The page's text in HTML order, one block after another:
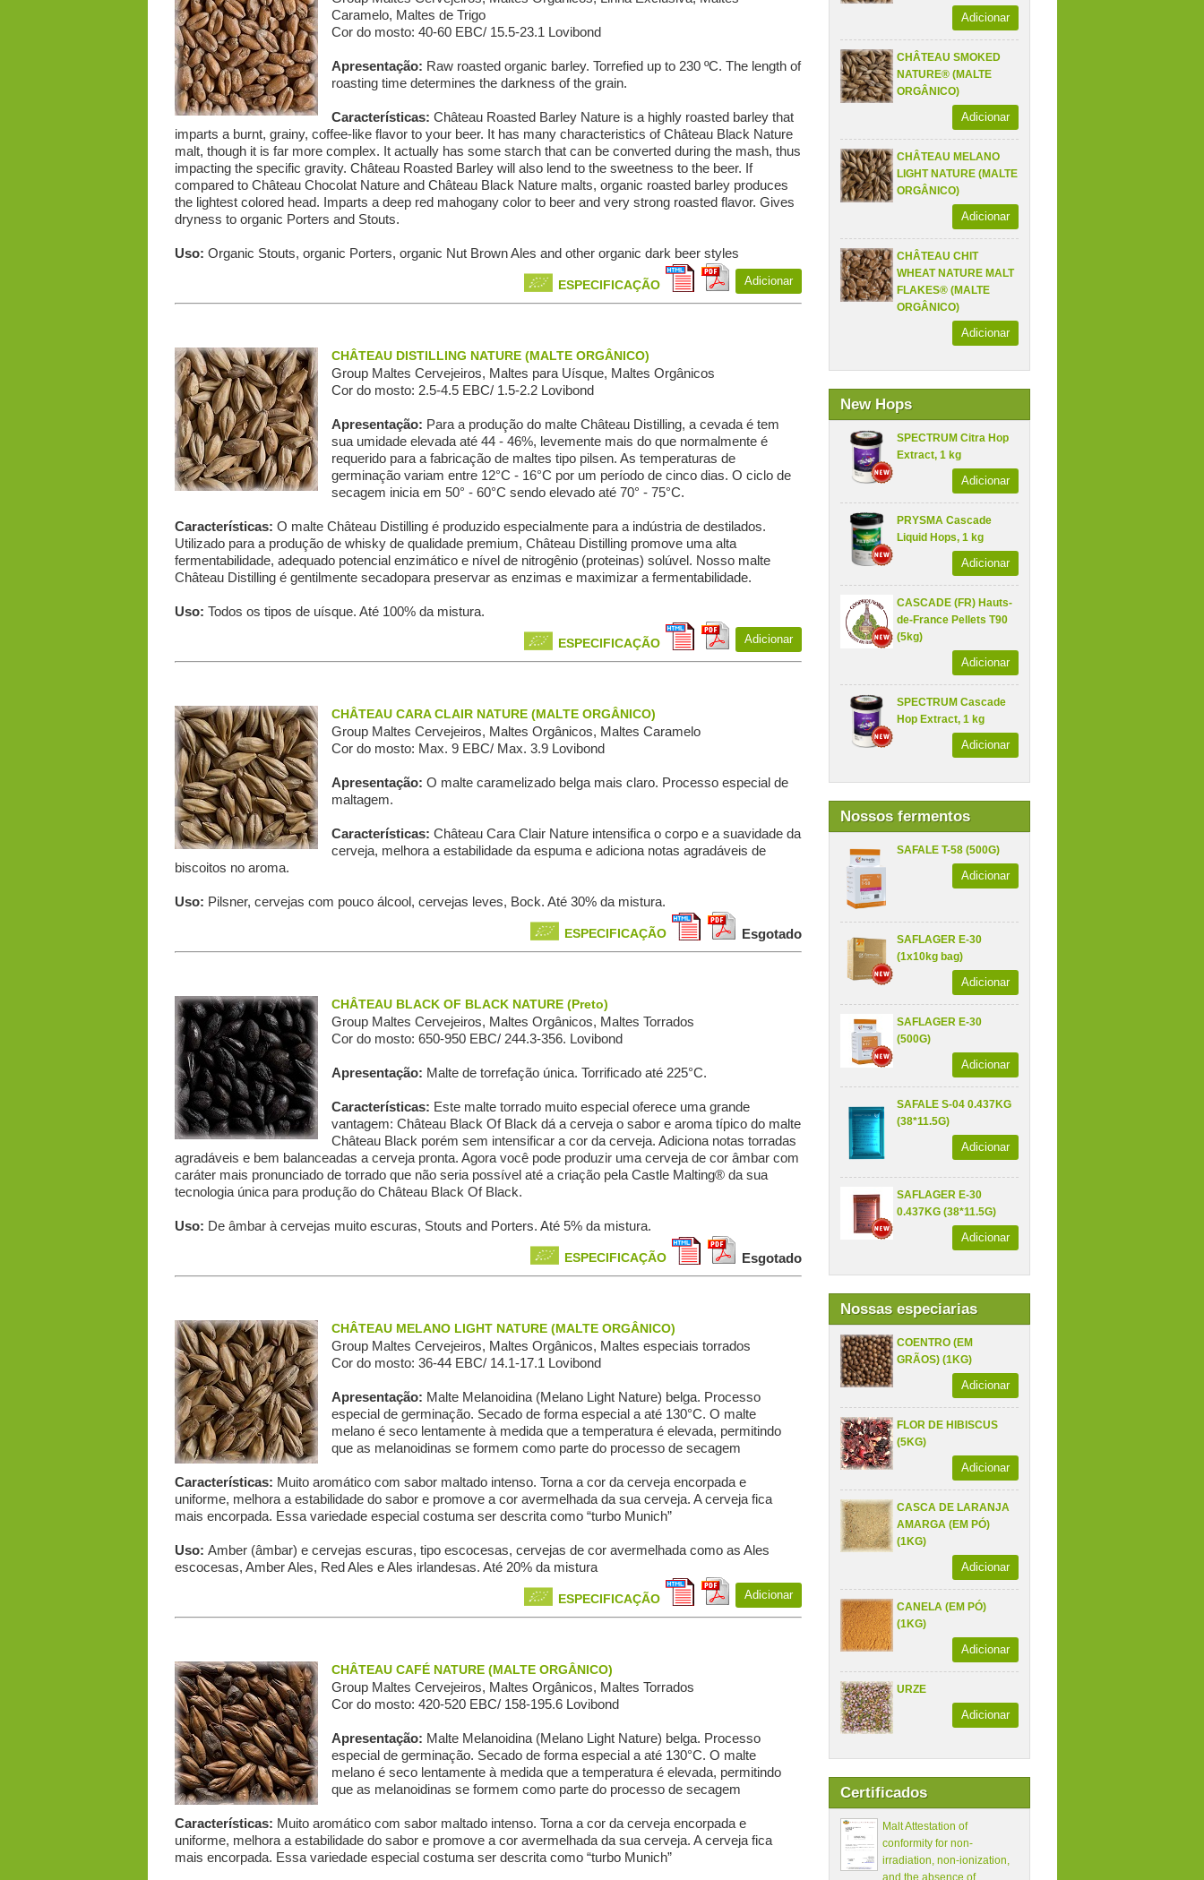
Adicionar
CHÂTEAU SMOKED
NATURE® (MALTE
ORGÂNICO)
Adicionar
CHÂTEAU MELANO
LIGHT NATURE (MALTE
ORGÂNICO)
Adicionar
CHÂTEAU CHIT
WHEAT NATURE MALT
FLAKES® (MALTE
ORGÂNICO)
Adicionar
New Hops
SPECTRUM Citra Hop
Extract, 1 kg
Adicionar
PRYSMA Cascade
Liquid Hops, 1 kg
Adicionar
CASCADE (FR) Hauts-
de-France Pellets T90
(5kg)
Adicionar
SPECTRUM Cascade
Hop Extract, 1 kg
Adicionar
Nossos fermentos
SAFALE T-58 (500G)
Adicionar
SAFLAGER E-30
(1x10kg bag)
Adicionar
SAFLAGER E-30
(500G)
Adicionar
SAFALE S-04 0.437KG
(38*11.5G)
Adicionar
SAFLAGER E-30
0.437KG (38*11.5G)
Adicionar
Nossas especiarias
COENTRO (EM
GRÃOS) (1KG)
Adicionar
FLOR DE HIBISCUS
(5KG)
Adicionar
CASCA DE LARANJA
AMARGA (EM PÓ)
(1KG)
Adicionar
CANELA (EM PÓ)
(1KG)
Adicionar
URZE
Adicionar
Certificados
Malt Attestation of
conformity for non-
irradiation, non-ionization,
Caramelo, Maltes de Trigo
Cor do mosto: 40-60 EBC/ 15.5-23.1 Lovibond
Apresentação: Raw roasted organic barley. Torrefied up to 230 ºC. The length of
roasting time determines the darkness of the grain.
Características: Château Roasted Barley Nature is a highly roasted barley that
imparts a burnt, grainy, coffee-like flavor to your beer. It has many characteristics of Château Black Nature
malt, though it is far more complex. It actually has some starch that can be converted during the mash, thus
impacting the specific gravity. Château Roasted Barley will also lend to the sweetness to the beer. If
compared to Château Chocolat Nature and Château Black Nature malts, organic roasted barley produces
the lightest colored head. Imparts a deep red mahogany color to beer and very strong roasted flavor. Gives
dryness to organic Porters and Stouts.
Uso: Organic Stouts, organic Porters, organic Nut Brown Ales and other organic dark beer styles
ESPECIFICAÇÃO Adicionar
CHÂTEAU DISTILLING NATURE (MALTE ORGÂNICO)
Group Maltes Сervejeiros, Maltes para Uísque, Maltes Orgânicos
Cor do mosto: 2.5-4.5 EBC/ 1.5-2.2 Lovibond
Apresentação: Para a produção do malte Château Distilling, a cevada é tem
sua umidade elevada até 44 - 46%, levemente mais do que normalmente é
requerido para a fabricação de maltes tipo pilsen. As temperaturas de
germinação variam entre 12°C - 16°C por um período de cinco dias. O ciclo de
secagem inicia em 50° - 60°C sendo elevado até 70° - 75°C.
Características: O malte Château Distilling é produzido especialmente para a indústria de destilados.
Utilizado para a produção de whisky de qualidade premium, Château Distilling promove uma alta
fermentabilidade, adequado potencial enzimático e nível de nitrogênio (proteinas) solúvel. Nosso malte
Château Distilling é gentilmente secadopara preservar as enzimas e maximizar a fermentabilidade.
Uso: Todos os tipos de uísque. Até 100% da mistura.
ESPECIFICAÇÃO Adicionar
CHÂTEAU CARA CLAIR NATURE (MALTE ORGÂNICO)
Group Maltes Сervejeiros, Maltes Orgânicos, Maltes Caramelo
Cor do mosto: Max. 9 EBC/ Max. 3.9 Lovibond
Apresentação: O malte caramelizado belga mais claro. Processo especial de
maltagem.
Características: Château Cara Clair Nature intensifica o corpo e a suavidade da
cerveja, melhora a estabilidade da espuma e adiciona notas agradáveis de
biscoitos no aroma.
Uso: Pilsner, cervejas com pouco álcool, cervejas leves, Bock. Até 30% da mistura.
ESPECIFICAÇÃO Esgotado
CHÂTEAU BLACK OF BLACK NATURE (Preto)
Group Maltes Сervejeiros, Maltes Orgânicos, Maltes Torrados
Cor do mosto: 650-950 EBC/ 244.3-356. Lovibond
Apresentação: Malte de torrefação única. Torrificado até 225°C.
Características: Este malte torrado muito especial oferece uma grande
vantagem: Château Black Of Black dá a cerveja o sabor e aroma típico do malte
Château Black porém sem intensificar a cor da cerveja. Adiciona notas torradas
agradáveis e bem balanceadas a cerveja pronta. Agora você pode produzir uma cerveja de cor âmbar com
caráter mais pronunciado de torrado que não seria possível até a criação pela Castle Malting® da sua
tecnologia única para produção do Château Black Of Black.
Uso: De âmbar à cervejas muito escuras, Stouts and Porters. Até 5% da mistura.
ESPECIFICAÇÃO Esgotado
CHÂTEAU MELANO LIGHT NATURE (MALTE ORGÂNICO)
Group Maltes Сervejeiros, Maltes Orgânicos, Maltes especiais torrados
Cor do mosto: 36-44 EBC/ 14.1-17.1 Lovibond
Apresentação: Malte Melanoidina (Melano Light Nature) belga. Processo
especial de germinação. Secado de forma especial a até 130°C. O malte
melano é seco lentamente à medida que a temperatura é elevada, permitindo
que as melanoidinas se formem como parte do processo de secagem
Características: Muito aromático com sabor maltado intenso. Torna a cor da cerveja encorpada e
uniforme, melhora a estabilidade do sabor e promove a cor avermelhada da sua cerveja. A cerveja fica
mais encorpada. Essa variedade especial costuma ser descrita como “turbo Munich”
Uso: Amber (âmbar) e cervejas escuras, tipo escocesas, cervejas de cor avermelhada como as Ales
escocesas, Amber Ales, Red Ales e Ales irlandesas. Até 20% da mistura
ESPECIFICAÇÃO Adicionar
CHÂTEAU CAFÉ NATURE (MALTE ORGÂNICO)
Group Maltes Сervejeiros, Maltes Orgânicos, Maltes Torrados
Cor do mosto: 420-520 EBC/ 158-195.6 Lovibond
Apresentação: Malte Melanoidina (Melano Light Nature) belga. Processo
especial de germinação. Secado de forma especial a até 130°C. O malte
melano é seco lentamente à medida que a temperatura é elevada, permitindo
que as melanoidinas se formem como parte do processo de secagem
Características: Muito aromático com sabor maltado intenso. Torna a cor da cerveja encorpada e
uniforme, melhora a estabilidade do sabor e promove a cor avermelhada da sua cerveja. A cerveja fica
mais encorpada. Essa variedade especial costuma ser descrita como “turbo Munich”